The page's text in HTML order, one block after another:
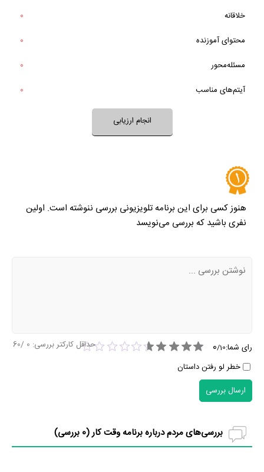
بله
خیر
خلاقانه
0
محتوای آموزنده
0
مسئله‌محور
0
آیتم‌های مناسب
0
انجام ارزیابی
هنوز کسی برای این برنامه تلویزیونی بررسی ننوشته است. اولین
نفری باشید که بررسی می‌نویسد
رای شما: 0/10
خطر لو رفتن داستان
حداقل کارکتر بررسی: 0
/60
ارسال بررسی
بررسی‌های مردم درباره برنامه وقت کار (0 بررسی)